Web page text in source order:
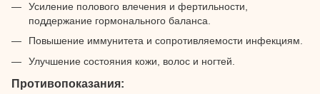
Усиление полового влечения и фертильности,
поддержание гормонального баланса.
Повышение иммунитета и сопротивляемости инфекциям.
Улучшение состояния кожи, волос и ногтей.
Противопоказания: